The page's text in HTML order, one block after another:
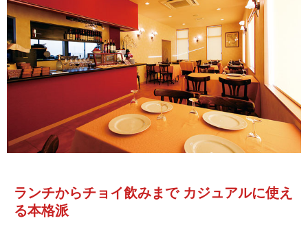
ランチからチョイ飲みまで カジュアルに使え
る本格派